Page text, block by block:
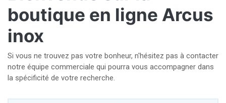
boutique en ligne Arcus
inox
Si vous ne trouvez pas votre bonheur, n'hésitez pas à contacter
notre équipe commerciale qui pourra vous accompagner dans
la spécificité de votre recherche.